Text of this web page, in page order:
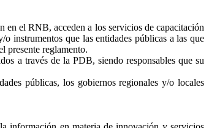
el RNB, acceden a los servicios de capacitación
instrumentos que las entidades públicas a las que
presente reglamento.
a través de la PDB, siendo responsables que su
públicas, los gobiernos regionales y/o locales